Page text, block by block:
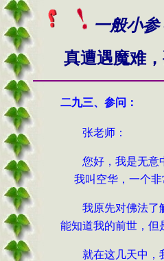
一般小参
真遭遇魔难
二九三、 参问 ：
张老师：
您好，我是无意
我叫空华，一个
我原先对佛法了
能知道我的前世，但
就在这几天中，